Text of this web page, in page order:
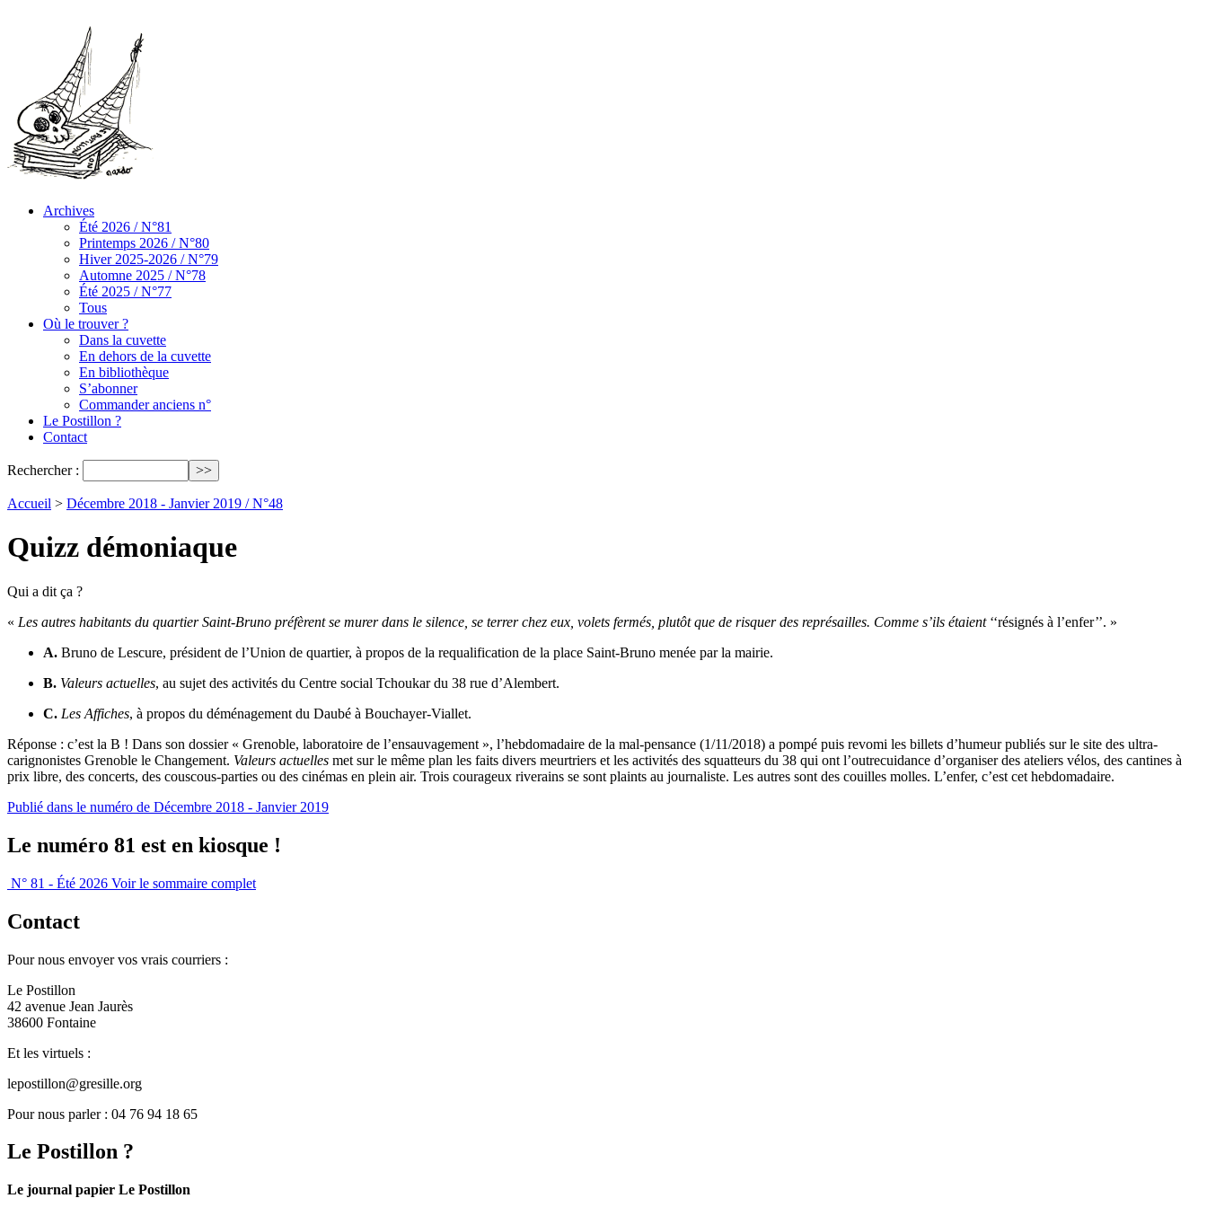
Archives
Été 2026 / N°81
Printemps 2026 / N°80
Hiver 2025-2026 / N°79
Automne 2025 / N°78
Été 2025 / N°77
Tous
Où le trouver ?
Dans la cuvette
En dehors de la cuvette
En bibliothèque
S’abonner
Commander anciens n°
Le Postillon ?
Contact
Rechercher :
Accueil > Décembre 2018 - Janvier 2019 / N°48
Quizz démoniaque
Qui a dit ça ?
« Les autres habitants du quartier Saint-Bruno préfèrent se murer dans le silence, se terrer chez eux, volets fermés, plutôt que de risquer des représailles. Comme s’ils étaient‘‘résignés à l’enfer’’. »
A. Bruno de Lescure, président de l’Union de quartier, à propos de la requalification de la place Saint-Bruno menée par la mairie.
B. Valeurs actuelles, au sujet des activités du Centre social Tchoukar du 38 rue d’Alembert.
C. Les Affiches, à propos du déménagement du Daubé à Bouchayer-Viallet.
Réponse : c’est la B ! Dans son dossier « Grenoble, laboratoire de l’ensauvagement », l’hebdomadaire de la mal-pensance (1/11/2018) a pompé puis revomi les billets d’humeur publiés sur le site des ultra-
carignonistes Grenoble le Changement. Valeurs actuelles met sur le même plan les faits divers meurtriers et les activités des squatteurs du 38 qui ont l’outrecuidance d’organiser des ateliers vélos, des cantines à
prix libre, des concerts, des couscous-parties ou des cinémas en plein air. Trois courageux riverains se sont plaints au journaliste. Les autres sont des couilles molles. L’enfer, c’est cet hebdomadaire.
Publié dans le numéro de Décembre 2018 - Janvier 2019
Le numéro 81 est en kiosque !
N° 81 - Été 2026 Voir le sommaire complet
Contact
Pour nous envoyer vos vrais courriers :
Le Postillon
42 avenue Jean Jaurès
38600 Fontaine
Et les virtuels :
lepostillon@gresille.org
Pour nous parler : 04 76 94 18 65
Le Postillon ?
Le journal papier Le Postillon